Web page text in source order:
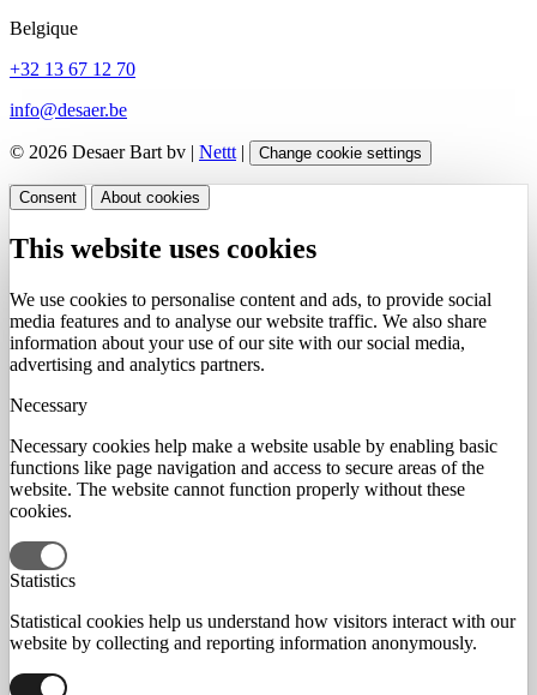
Belgique
+32 13 67 12 70
info@desaer.be
© 2026 Desaer Bart bv | Nettt | Change cookie settings
Consent About cookies
This website uses cookies
We use cookies to personalise content and ads, to provide social
media features and to analyse our website traffic. We also share
information about your use of our site with our social media,
advertising and analytics partners.
Necessary
Necessary cookies help make a website usable by enabling basic
functions like page navigation and access to secure areas of the
website. The website cannot function properly without these
cookies.
Statistics
Statistical cookies help us understand how visitors interact with our
website by collecting and reporting information anonymously.